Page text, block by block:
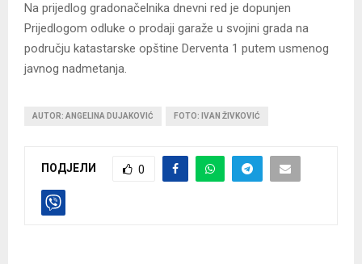
Na prijedlog gradonačelnika dnevni red je dopunjen
Prijedlogom odluke o prodaji garaže u svojini grada na
području katastarske opštine Derventa 1 putem usmenog
javnog nadmetanja.
AUTOR: ANGELINA DUJAKOVIĆ FOTO: IVAN ŽIVKOVIĆ
ПОДЈЕЛИ 0